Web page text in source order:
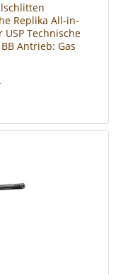
Replika All-in-
Technische
Antrieb: Gas